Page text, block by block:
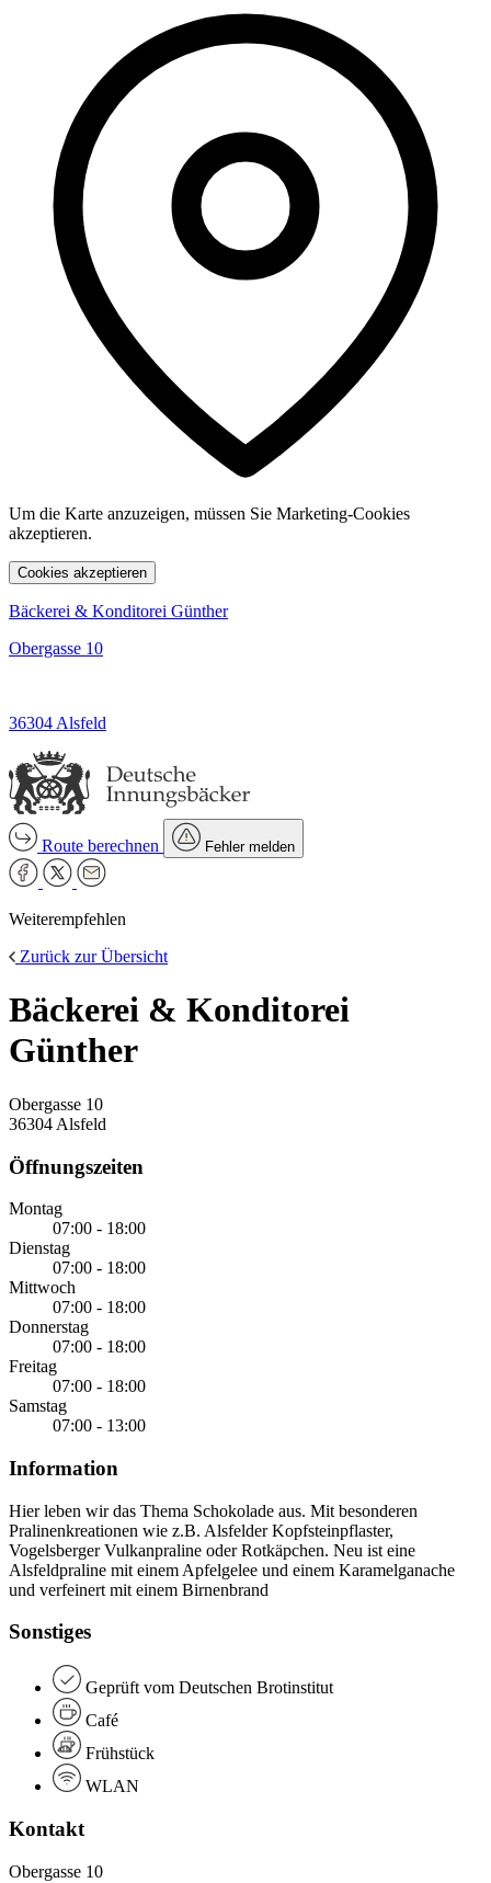
Um die Karte anzuzeigen, müssen Sie Marketing-Cookies
akzeptieren.
Cookies akzeptieren
Bäckerei & Konditorei Günther
Obergasse 10
36304 Alsfeld
Route berechnen Fehler melden
Weiterempfehlen
Zurück zur Übersicht
Bäckerei & Konditorei
Günther
Obergasse 10
36304 Alsfeld
Öffnungszeiten
Montag
07:00 - 18:00
Dienstag
07:00 - 18:00
Mittwoch
07:00 - 18:00
Donnerstag
07:00 - 18:00
Freitag
07:00 - 18:00
Samstag
07:00 - 13:00
Information
Hier leben wir das Thema Schokolade aus. Mit besonderen
Pralinenkreationen wie z.B. Alsfelder Kopfsteinpflaster,
Vogelsberger Vulkanpraline oder Rotkäpchen. Neu ist eine
Alsfeldpraline mit einem Apfelgelee und einem Karamelganache
und verfeinert mit einem Birnenbrand
Sonstiges
Geprüft vom Deutschen Brotinstitut
Café
Frühstück
WLAN
Kontakt
Obergasse 10